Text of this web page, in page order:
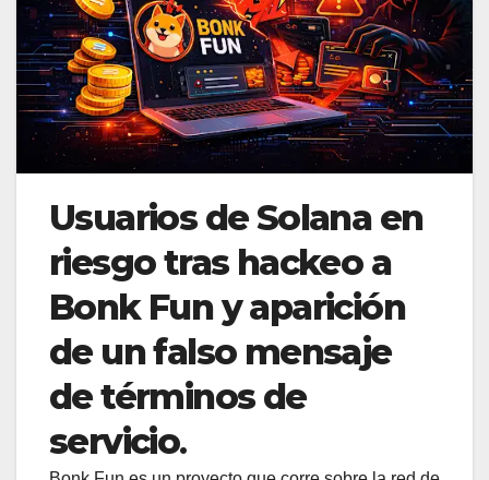
Usuarios de Solana en
riesgo tras hackeo a
Bonk Fun y aparición
de un falso mensaje
de términos de
servicio.